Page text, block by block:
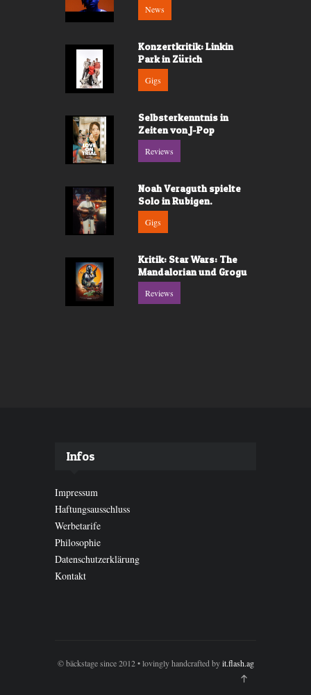
News
Konzertkritik: Linkin
Park in Zürich
Gigs
Selbsterkenntnis in
Zeiten von J-Pop
Reviews
Noah Veraguth spielte
Solo in Rubigen.
Gigs
Kritik: Star Wars: The
Mandalorian und Grogu
Reviews
Infos
Impressum
Haftungsausschluss
Werbetarife
Philosophie
Datenschutzerklärung
Kontakt
© bäckstage since 2012 • lovingly handcrafted byit.flash.ag